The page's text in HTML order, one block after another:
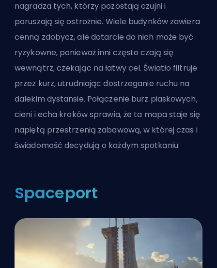
nagradza tych, którzy pozostają czujni i
poruszają się ostrożnie. Wiele budynków zawiera
cenną zdobycz, ale dotarcie do nich może być
ryzykowne, ponieważ inni często czają się
wewnątrz, czekając na łatwy cel. Światło filtruje
przez kurz, utrudniając dostrzeganie ruchu na
dalekim dystansie. Połączenie burz piaskowych,
cieni i echa kroków sprawia, że ta mapa staje się
napiętą przestrzenią zabawową, w której czas i
świadomość decydują o każdym spotkaniu.
Spaceport